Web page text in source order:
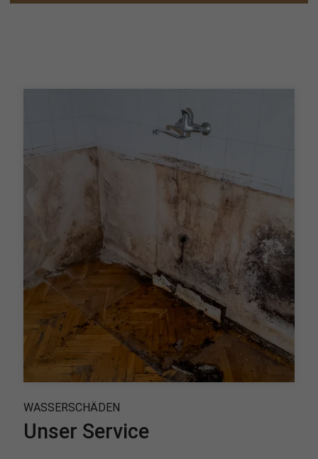
WASSERSCHÄDEN
Unser Service